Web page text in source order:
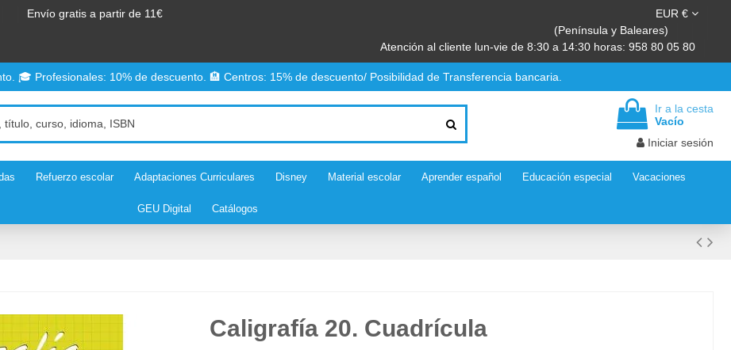
Envío gratis a partir de 11€
EUR €
(Península y Baleares)
Atención al cliente lun-vie de 8:30 a 14:30 horas: 958 80 05 80
🎓 Profesionales: 10% de descuento. 🏨 Centros: 15% de descuento/ Posibilidad de Transferencia bancaria.
Ir a la cesta
Vacío
Iniciar sesión
Refuerzo escolar Adaptaciones Curriculares Disney Material escolar Aprender español Educación especial Vacaciones
GEU Digital Catálogos
Caligrafía 20. Cuadrícula